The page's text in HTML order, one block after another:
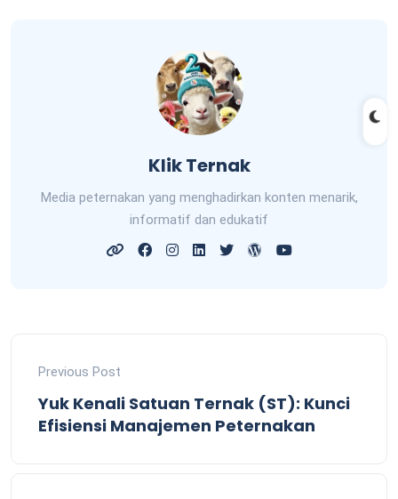
Klik Ternak
Media peternakan yang menghadirkan konten menarik,
informatif dan edukatif
Previous Post
Yuk Kenali Satuan Ternak (ST): Kunci
Efisiensi Manajemen Peternakan